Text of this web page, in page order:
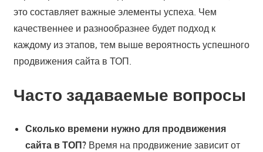
это составляет важные элементы успеха. Чем
качественнее и разнообразнее будет подход к
каждому из этапов, тем выше вероятность успешного
продвижения сайта в ТОП.
Часто задаваемые вопросы
Сколько времени нужно для продвижения
сайта в ТОП?Время на продвижение зависит от